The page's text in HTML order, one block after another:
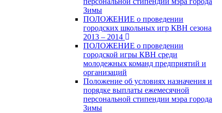
Зимы
ПОЛОЖЕНИЕ о проведении
городских школьных игр КВН сезона
2013 – 2014
ПОЛОЖЕНИЕ о проведении
городской игры КВН среди
молодежных команд предприятий и
организаций
Положение об условиях назначения и
порядке выплаты ежемесячной
персональной стипендии мэра города
Зимы